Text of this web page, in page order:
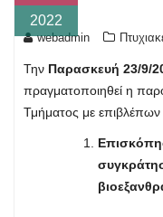
2022
webadmin
Την Παρασκευή 23/9/
πραγματοποιηθεί η
Τμήματος με